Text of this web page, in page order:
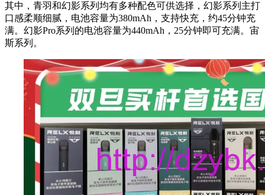
其中，青羽和幻影系列均有多种配色可供选择，幻影系列主打
口感柔顺细腻，电池容量为380mAh，支持快充，约45分钟充
满。幻影Pro系列的电池容量为440mAh，25分钟即可充满。宙
斯系列。